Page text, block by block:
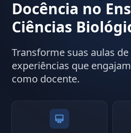
Docência no
Ciências
Transforme suas aulas
experiências que
como docente.